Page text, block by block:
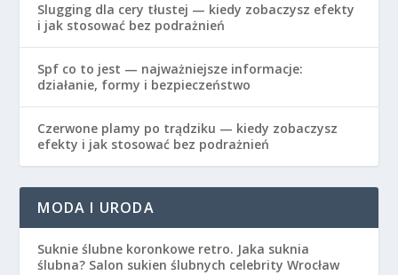
Slugging dla cery tłustej — kiedy zobaczysz efekty
i jak stosować bez podrażnień
Spf co to jest — najważniejsze informacje:
działanie, formy i bezpieczeństwo
Czerwone plamy po trądziku — kiedy zobaczysz
efekty i jak stosować bez podrażnień
MODA I URODA
Suknie ślubne koronkowe retro. Jaka suknia
ślubna? Salon sukien ślubnych celebrity Wrocław